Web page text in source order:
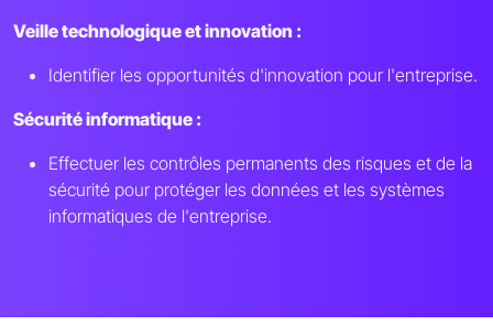
Veille technologique et innovation :
Identifier les opportunités d'innovation pour l'entreprise.
Sécurité informatique :
Effectuer les contrôles permanents des risques et de la
sécurité pour protéger les données et les systèmes
informatiques de l'entreprise.